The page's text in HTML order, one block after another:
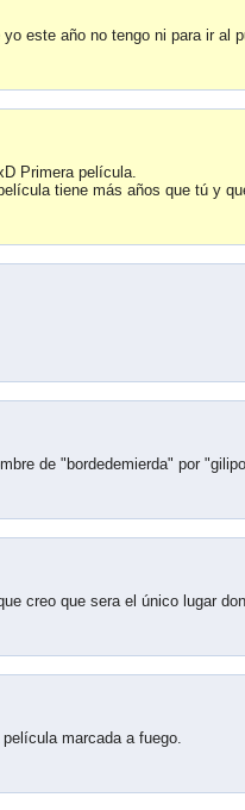
este año no tengo ni para ir al
Primera película.
tiene más años que tú y
de "bordedemierda" por
creo que sera el único lugar
marcada a fuego.